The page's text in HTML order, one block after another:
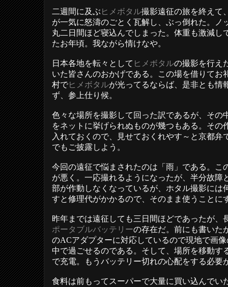
二週間に及ぶ ヒメボタル撮影遠征の旅を終えて
が一気に怒濤のごとく瓦解し、ぶっ倒れた。ノ
丸二日間ほど寝込んでしまった。体重も激減し
たお年頃。我ながら情けなや。
日本各地を転々として ヒメボタルの撮影を行え
いた皆さんのおかげである。この場を借りてお
村でヒメボタルが光ってるならば、是非とも情
ず、参上仕り候。
色々な場所を撮影して回った訳であるが、その
をネットに挙げられぬものが幾つもある。その
入れておくので、見せておくれやす～と京都弁
でもご披露しよう。
今回の遠征で悩まされたのは「雨」である。こ
が悪く。一応撮れるようになったが、半分故障
部が作動しなくなっているが、ホタル撮影には
すと修理代がかかるので、そのまま使うことに
昨年までは遠征しても三日間ほどであったが、
ポータブルバッテリーの存在だ。前にも書いた
のACアダプターに対応しているので現地で画
中で過ごせるのである。そして、場所を移動す
で充電。もうバッテリー切れの心配をする必要
食料は前もってスーパーで大量に買い込んでい